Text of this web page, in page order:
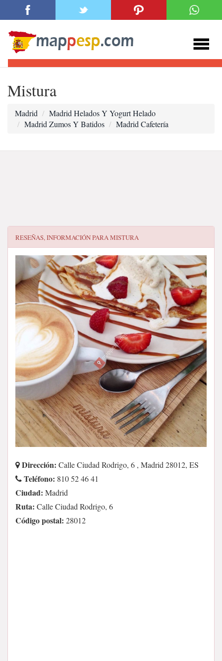
Mistura
Madrid
Madrid Helados Y Yogurt Helado
Madrid Zumos Y Batidos
Madrid Cafetería
RESEÑAS, INFORMACIÓN PARAMISTURA
Dirección: Calle Ciudad Rodrigo, 6 , Madrid 28012, ES
Teléfono: 810 52 46 41
Ciudad: Madrid
Ruta: Calle Ciudad Rodrigo, 6
Código postal: 28012